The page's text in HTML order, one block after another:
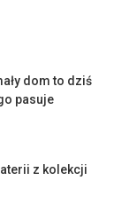
dom to dziś
pasuje
z kolekcji